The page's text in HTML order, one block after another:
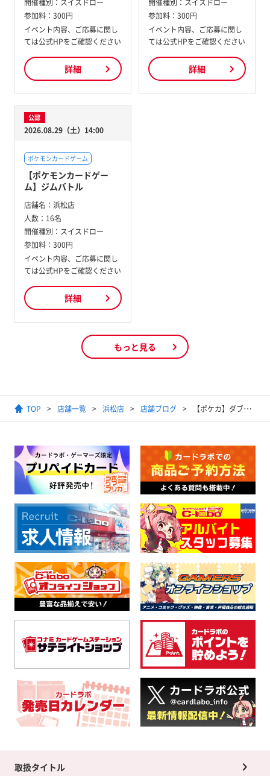
参加料： 300円
イベント内容、ご応募に関し
ては公式HPをご確認ください
詳細
参加料： 300円
イベント内容、ご応募に関し
ては公式HPをご確認ください
詳細
公認
2026.08.29（土）14:00
ポケモンカードゲーム
【ポケモンカードゲー
ム】ジムバトル
店舗名： 浜松店
人数： 16名
開催種別： スイスドロー
参加料： 300円
イベント内容、ご応募に関し
ては公式HPをご確認ください
詳細
もっと見る
TOP 店舗一覧 浜松店 店舗ブログ 【ポケカ】ダブルブレイズ発売！！
取扱タイトル